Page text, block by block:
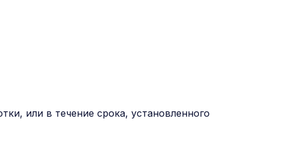
или в течение срока, установленного